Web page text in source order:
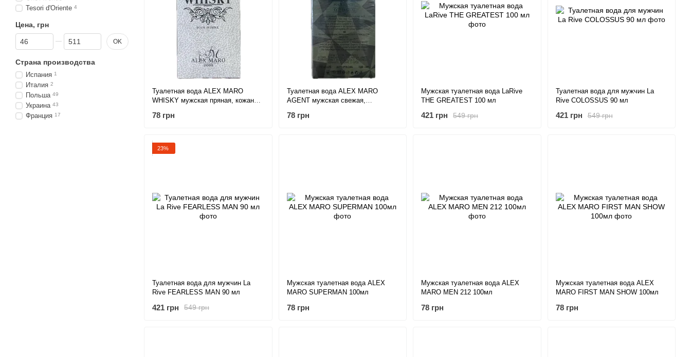
Туалетная вода ALEX MARO
WHISKY мужская пряная, кожаная
78 грн
Туалетная вода ALEX MARO
AGENT мужская свежая,
78 грн
Мужская туалетная вода LaRive
THE GREATEST 100 мл
549 грн
421 грн
Туалетная вода для мужчин La
Rive COLOSSUS 90 мл
549 грн
421 грн
23%
Туалетная вода для мужчин La
Rive FEARLESS MAN 90 мл
549 грн
421 грн
Мужская туалетная вода ALEX
MARO SUPERMAN 100мл
78 грн
Мужская туалетная вода ALEX
MARO MEN 212 100мл
78 грн
Мужская туалетная вода ALEX
MARO FIRST MAN SHOW 100мл
78 грн
Tesori d'Oriente 4
Цена, грн
От Цена, грн
До Цена, грн OK
Страна производства
Испания 1
Италия 2
Польша 49
Украина 43
Франция 17